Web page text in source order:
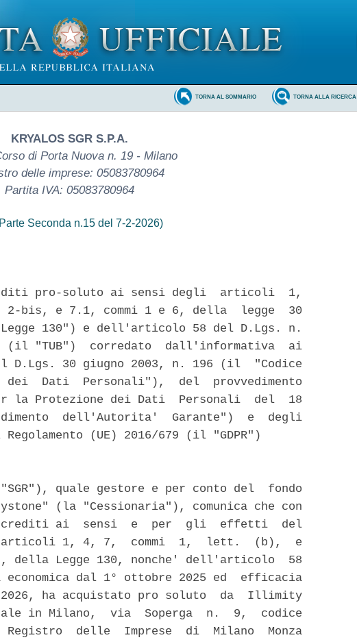
TORNA ALLA RICERCA
TORNA AL SOMMARIO
KRYALOS SGR S.P.A.
di Porta Nuova n. 19 - Milano
delle imprese: 05083780964
Partita IVA: 05083780964
Seconda n.15 del 7-2-2026)
pro-soluto ai sensi degli  articoli  1,
bis, e 7.1, commi 1 e 6, della  legge  30
130") e dell'articolo 58 del D.Lgs. n.
(il "TUB")  corredato  dall'informativa  ai
30 giugno 2003, n. 196 (il  "Codice
dei  Dati  Personali"),  del  provvedimento
la Protezione dei Dati  Personali  del  18
dell'Autorita'  Garante")  e  degli
Regolamento (UE) 2016/679 (il "GDPR")
quale gestore e per conto del  fondo
(la "Cessionaria"), comunica che con
crediti ai  sensi  e  per  gli  effetti  del
articoli 1, 4, 7,  commi  1,  lett.  (b),  e
della Legge 130, nonche' dell'articolo  58
dal 1° ottobre 2025 ed  efficacia
ha acquistato pro soluto  da  Illimity
in Milano,  via  Soperga  n.  9,  codice
delle  Imprese  di  Milano  Monza